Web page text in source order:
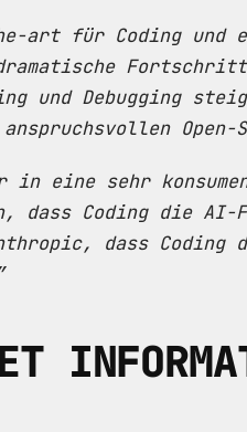
art für Coding und
und Debugging
in eine sehr
dass Coding die AI-
dass